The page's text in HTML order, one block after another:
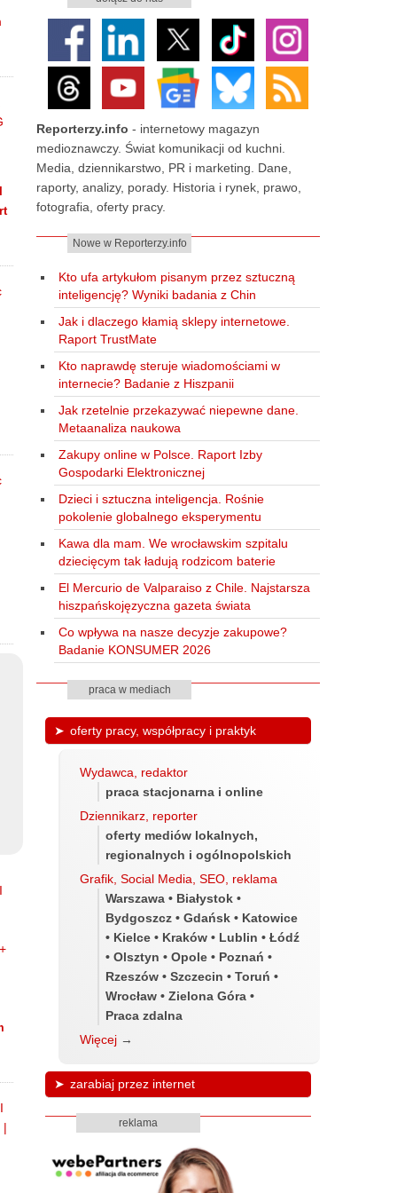
Reporterzy.info - internetowy magazyn
medioznawczy. Świat komunikacji od kuchni.
Media, dziennikarstwo, PR i marketing. Dane,
raporty, analizy, porady. Historia i rynek, prawo,
fotografia, oferty pracy.
Nowe w Reporterzy.info
Kto ufa artykułom pisanym przez sztuczną
inteligencję? Wyniki badania z Chin
Jak i dlaczego kłamią sklepy internetowe.
Raport TrustMate
Kto naprawdę steruje wiadomościami w
internecie? Badanie z Hiszpanii
Jak rzetelnie przekazywać niepewne dane.
Metaanaliza naukowa
Zakupy online w Polsce. Raport Izby
Gospodarki Elektronicznej
Dzieci i sztuczna inteligencja. Rośnie
pokolenie globalnego eksperymentu
Kawa dla mam. We wrocławskim szpitalu
dziecięcym tak ładują rodzicom baterie
El Mercurio de Valparaiso z Chile. Najstarsza
hiszpańskojęzyczna gazeta świata
Co wpływa na nasze decyzje zakupowe?
Badanie KONSUMER 2026
praca w mediach
oferty pracy, współpracy i praktyk
Wydawca, redaktor
praca stacjonarna i online
Dziennikarz, reporter
oferty mediów lokalnych,
regionalnych i ogólnopolskich
Grafik, Social Media, SEO, reklama
Warszawa • Białystok •
Bydgoszcz • Gdańsk • Katowice
• Kielce • Kraków • Lublin • Łódź
• Olsztyn • Opole • Poznań •
Rzeszów • Szczecin • Toruń •
Wrocław • Zielona Góra •
Praca zdalna
Więcej →
zarabiaj przez internet
reklama